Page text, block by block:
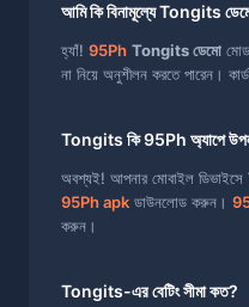
আমি কি বিনামূল্যে Tongits
হ্যাঁ! 95Ph Tongits ডেমো
না নিয়ে অনুশীলন করতে পারেন।
Tongits কি 95Ph অ্যাপে
অবশ্যই! আপনার মোবাইল ডিভাইসে
95Ph apk ডাউনলোড করুন।
করুন।
Tongits-এর বেটিং সীমা কত?